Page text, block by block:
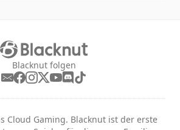
Blacknut folgen
Cloud Gaming. Blacknut ist der erste